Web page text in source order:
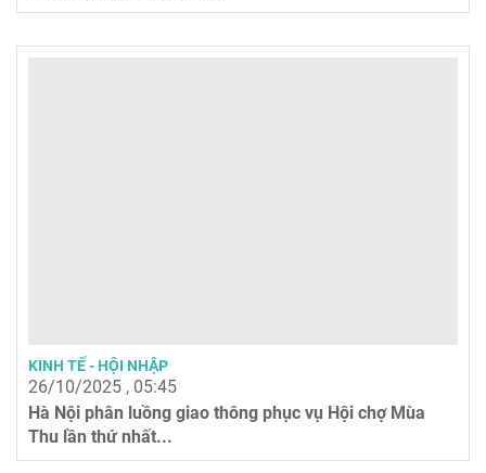
KINH TẾ - HỘI NHẬP
26/10/2025 , 05:45
Hà Nội phân luồng giao thông phục vụ Hội chợ Mùa
Thu lần thứ nhất...